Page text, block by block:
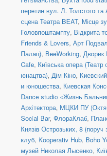
перетин вул. Л. Толстого та
сцена Театра BEAT, Місце
Головпоштампту, Відкрита
Friends & Lovers, Арт Подвал
Палац), BeeWorking,
Cafe, Київська опера (Театр
юнацтва), Дім Кіно,
и юношества, Киевская
Dance studio «Жизнь
Архітектора, МЦКИ ПУ
Social Bar, ФлораКлаб,
Князів Острозьких, 8
клуб, Kooperativ Hub, Boho
музей Николая Лысенко,